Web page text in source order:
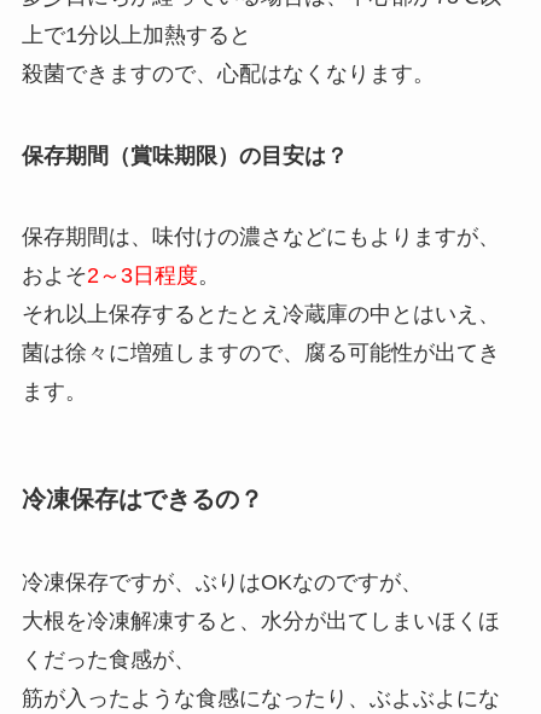
上で1分以上加熱すると
殺菌できますので、心配はなくなります。
保存期間（賞味期限）の目安は？
保存期間は、味付けの濃さなどにもよりますが、
およそ2～3日程度。
それ以上保存するとたとえ冷蔵庫の中とはいえ、
菌は徐々に増殖しますので、腐る可能性が出てき
ます。
冷凍保存はできるの？
冷凍保存ですが、ぶりはOKなのですが、
大根を冷凍解凍すると、水分が出てしまいほくほ
くだった食感が、
筋が入ったような食感になったり、ぶよぶよにな